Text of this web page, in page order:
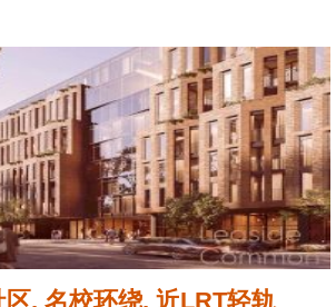
, 名校环绕, 近LRT轻轨